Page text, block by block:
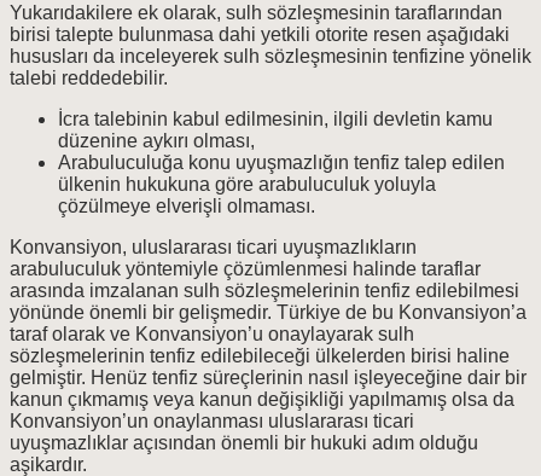
Yukarıdakilere ek olarak, sulh sözleşmesinin taraflarından
birisi talepte bulunmasa dahi yetkili otorite resen aşağıdaki
hususları da inceleyerek sulh sözleşmesinin tenfizine yönelik
talebi reddedebilir.
İcra talebinin kabul edilmesinin, ilgili devletin kamu
düzenine aykırı olması,
Arabuluculuğa konu uyuşmazlığın tenfiz talep edilen
ülkenin hukukuna göre arabuluculuk yoluyla
çözülmeye elverişli olmaması.
Konvansiyon, uluslararası ticari uyuşmazlıkların
arabuluculuk yöntemiyle çözümlenmesi halinde taraflar
arasında imzalanan sulh sözleşmelerinin tenfiz edilebilmesi
yönünde önemli bir gelişmedir. Türkiye de bu Konvansiyon’a
taraf olarak ve Konvansiyon’u onaylayarak sulh
sözleşmelerinin tenfiz edilebileceği ülkelerden birisi haline
gelmiştir. Henüz tenfiz süreçlerinin nasıl işleyeceğine dair bir
kanun çıkmamış veya kanun değişikliği yapılmamış olsa da
Konvansiyon’un onaylanması uluslararası ticari
uyuşmazlıklar açısından önemli bir hukuki adım olduğu
aşikardır.